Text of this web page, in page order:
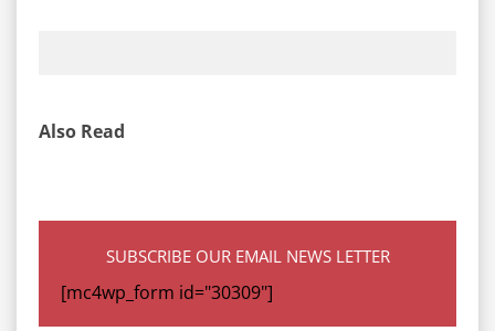
Also Read
SUBSCRIBE OUR EMAIL NEWS LETTER
[mc4wp_form id="30309"]